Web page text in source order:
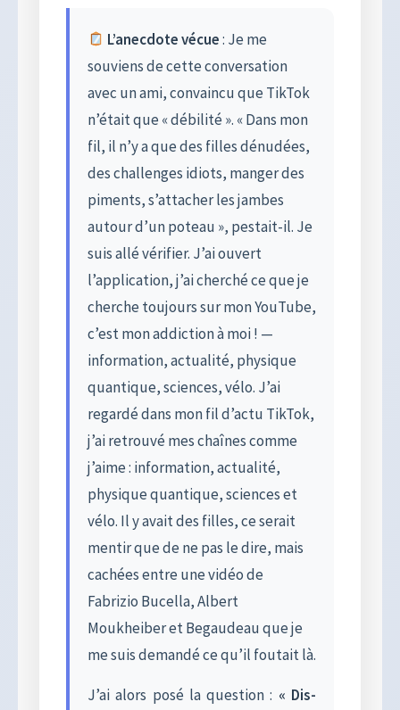
L’anecdote vécue: Je me
souviens de cette conversation
avec un ami, convaincu que TikTok
n’était que « débilité ». « Dans mon
fil, il n’y a que des filles dénudées,
des challenges idiots, manger des
piments, s’attacher les jambes
autour d’un poteau », pestait-il. Je
suis allé vérifier. J’ai ouvert
l’application, j’ai cherché ce que je
cherche toujours sur mon YouTube,
c’est mon addiction à moi ! —
information, actualité, physique
quantique, sciences, vélo. J’ai
regardé dans mon fil d’actu TikTok,
j’ai retrouvé mes chaînes comme
j’aime : information, actualité,
physique quantique, sciences et
vélo. Il y avait des filles, ce serait
mentir que de ne pas le dire, mais
cachées entre une vidéo de
Fabrizio Bucella, Albert
Moukheiber et Begaudeau que je
me suis demandé ce qu’il foutait là.
J’ai alors posé la question : « Dis-